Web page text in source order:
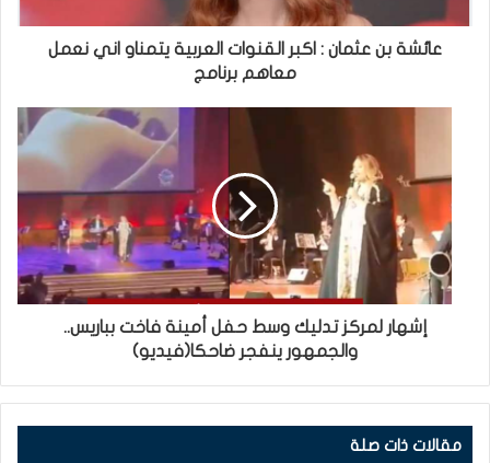
عائشة بن عثمان : اكبر القنوات العربية يتمناو اني نعمل
معاهم برنامج
إشهار لمركز تدليك وسط حفل أمينة فاخت بباريس..
والجمهور ينفجر ضاحكا(فيديو)
مقالات ذات صلة